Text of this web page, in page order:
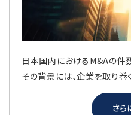
日本国内におけるM&Aの件
その背景には、企業を取り巻
さら